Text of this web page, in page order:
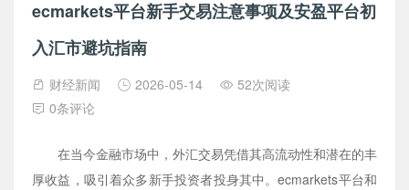
ecmarkets平台新手交易注意事项及安盈平台初
入汇市避坑指南
财经新闻 2026-05-14
52次阅读
0条评论
在当今金融市场中，外汇交易凭借其高流动性和潜在的丰
厚收益，吸引着众多新手投资者投身其中。ecmarkets平台和